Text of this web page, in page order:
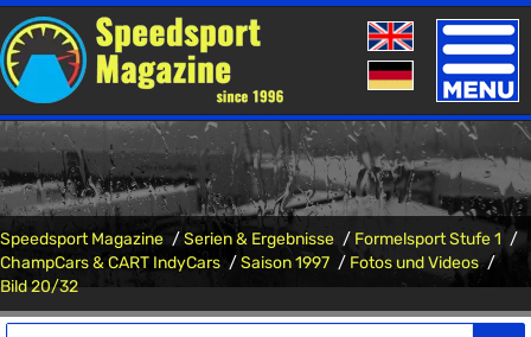
Toggle
Speedsport Magazine Serien & Ergebnisse
Formelsport Stufe 1
ChampCars & CART IndyCars
Saison 1997
Fotos und Videos
Bild 20/32